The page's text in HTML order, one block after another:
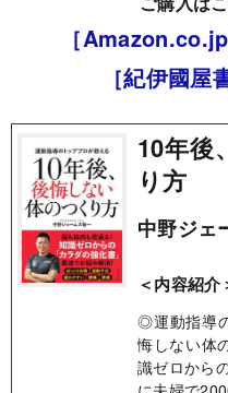
［Amazon.co.jp
［紀伊國屋
10年後
り方
中野ジェ
＜内容紹介
◎運動指導
悔しない体
識ゼロから